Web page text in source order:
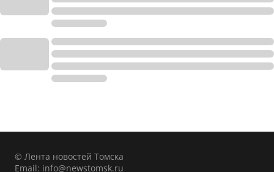
© Лента новостей Томска
Email: info@newstomsk.ru